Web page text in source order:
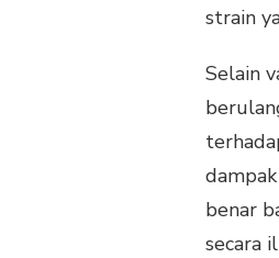
strain
Selain
benar
secara